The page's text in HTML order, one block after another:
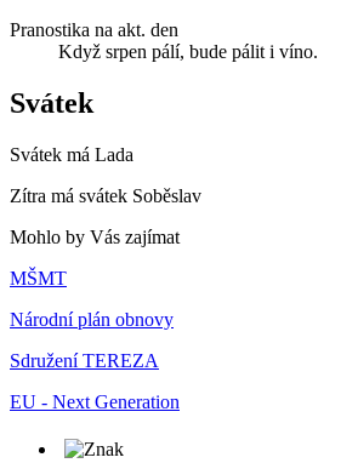
Pranostika na akt. den
Když srpen pálí, bude pálit i víno.
Svátek
Svátek má Lada
Zítra má svátek Soběslav
Mohlo by Vás zajímat
MŠMT
Národní plán obnovy
Sdružení TEREZA
EU - Next Generation